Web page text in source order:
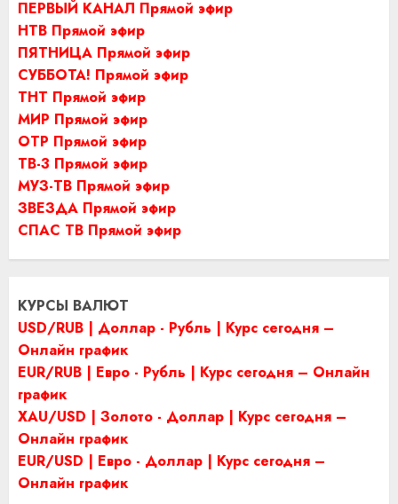
ПЕРВЫЙ КАНАЛ Прямой эфир
НТВ Прямой эфир
ПЯТНИЦА Прямой эфир
СУББОТА! Прямой эфир
ТНТ Прямой эфир
МИР Прямой эфир
ОТР Прямой эфир
ТВ-3 Прямой эфир
МУЗ-ТВ Прямой эфир
ЗВЕЗДА Прямой эфир
СПАС ТВ Прямой эфир
КУРСЫ ВАЛЮТ
USD/RUB | Доллар - Рубль | Курс сегодня –
Онлайн график
EUR/RUB | Евро - Рубль | Курс сегодня – Онлайн
график
XAU/USD | Золото - Доллар | Курс сегодня –
Онлайн график
EUR/USD | Евро - Доллар | Курс сегодня –
Онлайн график